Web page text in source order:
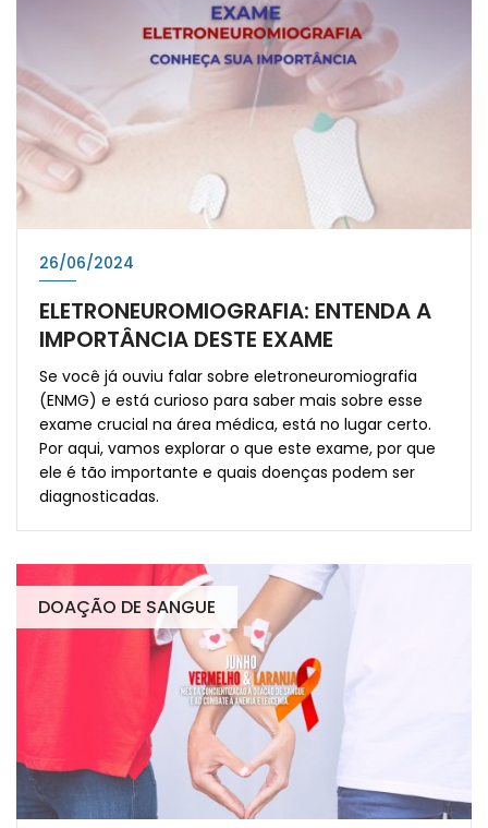
26/06/2024
ELETRONEUROMIOGRAFIA: ENTENDA A
IMPORTÂNCIA DESTE EXAME
Se você já ouviu falar sobre eletroneuromiografia
(ENMG) e está curioso para saber mais sobre esse
exame crucial na área médica, está no lugar certo.
Por aqui, vamos explorar o que este exame, por que
ele é tão importante e quais doenças podem ser
diagnosticadas.
DOAÇÃO DE SANGUE